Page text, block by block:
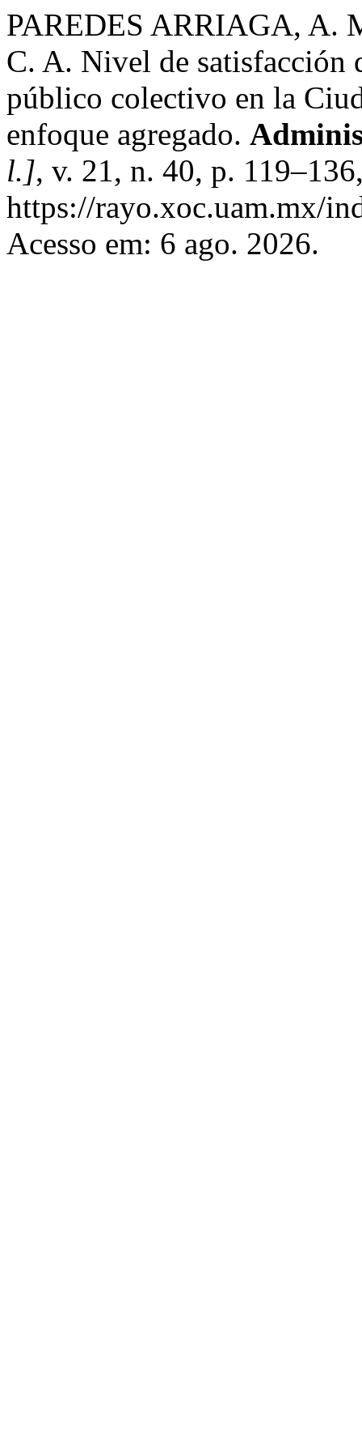
PAREDES ARRIAGA, A.
C. A. Nivel de satisfacción
público colectivo en la
enfoque agregado.
l.], v. 21, n. 40, p.
https://rayo.xoc.uam.mx/
Acesso em: 6 ago. 2026.